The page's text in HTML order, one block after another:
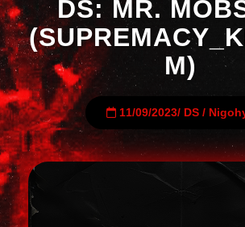
DS: MR.
M)
11/09/2023/ DS/